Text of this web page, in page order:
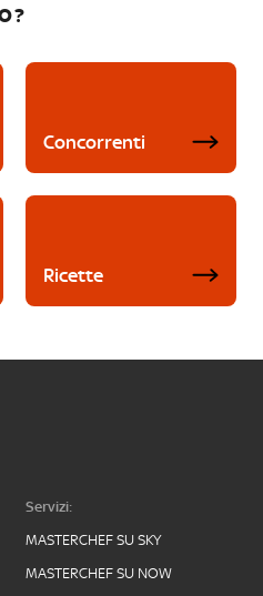
Concorrenti
Ricette
Servizi:
MASTERCHEF SU SKY
MASTERCHEF SU NOW